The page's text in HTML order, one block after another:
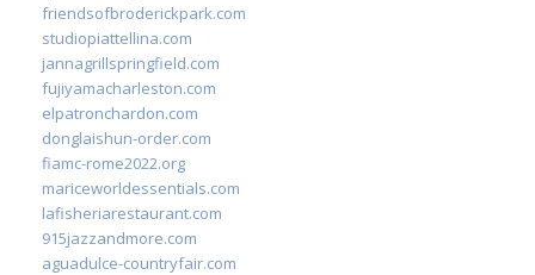
friendsofbroderickpark.com
studiopiattellina.com
jannagrillspringfield.com
fujiyamacharleston.com
elpatronchardon.com
donglaishun-order.com
fiamc-rome2022.org
mariceworldessentials.com
lafisheriarestaurant.com
915jazzandmore.com
aguadulce-countryfair.com